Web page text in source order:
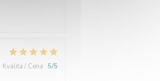
Kvalita / Cena : 5/5